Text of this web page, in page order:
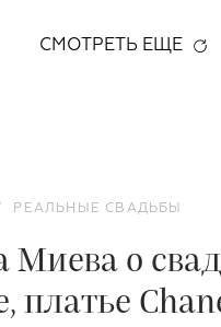
СМОТРЕТЬ ЕЩЕ
РЕАЛЬНЫЕ СВАДЬБЫ
Миева о
платье